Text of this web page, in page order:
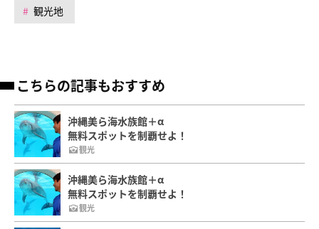
観光地
こちらの記事もおすすめ
沖縄美ら海水族館＋α
無料スポットを制覇せよ！
観光
沖縄美ら海水族館＋α
無料スポットを制覇せよ！
観光